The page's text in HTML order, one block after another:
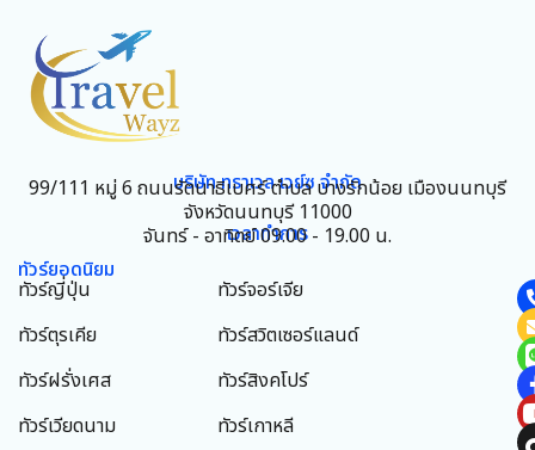
บริษัท ทราเวล เวย์ซ จำกัด
99/111 หมู่ 6 ถนนรัตนาธิเบศร์ ตำบล บางรักน้อย เมืองนนทบุรี
จังหวัดนนทบุรี 11000
เวลาทำการ
จันทร์ - อาทิตย์ 09.00 - 19.00 น.
ทัวร์ยอดนิยม
ทัวร์ญี่ปุ่น
ทัวร์ตุรเคีย
ทัวร์ฝรั่งเศส
ทัวร์เวียดนาม
ทัวร์จอร์เจีย
ทัวร์สวิตเซอร์แลนด์
ทัวร์สิงคโปร์
ทัวร์เกาหลี